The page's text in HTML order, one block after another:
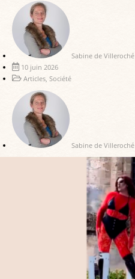
Sabine de Villeroché
10 juin 2026
Articles Société
Sabine de Villeroché